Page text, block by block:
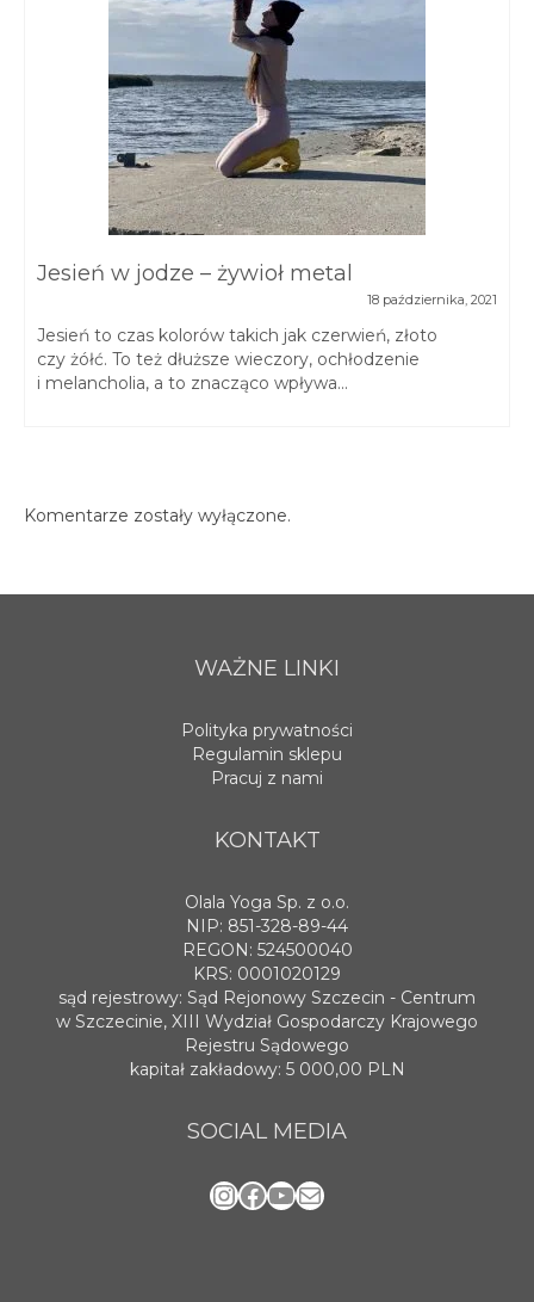
Jesień w jodze – żywioł metal
18 października, 2021
Jesień to czas kolorów takich jak czerwień, złoto
czy żółć. To też dłuższe wieczory, ochłodzenie
i melancholia, a to znacząco wpływa...
Komentarze zostały wyłączone.
WAŻNE LINKI
Polityka prywatności
Regulamin sklepu
Pracuj z nami
KONTAKT
Olala Yoga Sp. z o.o.
NIP: 851-328-89-44
REGON: 524500040
KRS: 0001020129
sąd rejestrowy: Sąd Rejonowy Szczecin - Centrum
w Szczecinie, XIII Wydział Gospodarczy Krajowego
Rejestru Sądowego
kapitał zakładowy: 5 000,00 PLN
SOCIAL MEDIA
Instagram
Facebook
YouTube
Mail